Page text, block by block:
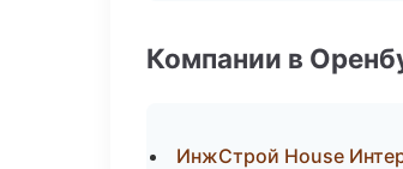
Компании в
ИнжСтрой House